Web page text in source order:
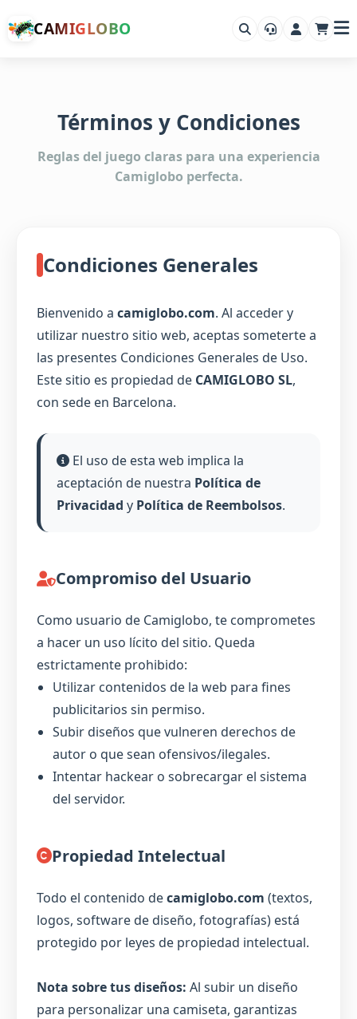
CAMIGLOBO
Términos y Condiciones
Reglas del juego claras para una experiencia
Camiglobo perfecta.
Condiciones Generales
Bienvenido a camiglobo.com. Al acceder y
utilizar nuestro sitio web, aceptas someterte a
las presentes Condiciones Generales de Uso.
Este sitio es propiedad de CAMIGLOBO SL,
con sede en Barcelona.
El uso de esta web implica la
aceptación de nuestra Política de
Privacidad y Política de Reembolsos.
Compromiso del Usuario
Como usuario de Camiglobo, te comprometes
a hacer un uso lícito del sitio. Queda
estrictamente prohibido:
Utilizar contenidos de la web para fines
publicitarios sin permiso.
Subir diseños que vulneren derechos de
autor o que sean ofensivos/ilegales.
Intentar hackear o sobrecargar el sistema
del servidor.
Propiedad Intelectual
Todo el contenido decamiglobo.com (textos,
logos, software de diseño, fotografías) está
protegido por leyes de propiedad intelectual.
Nota sobre tus diseños: Al subir un diseño
para personalizar una camiseta, garantizas